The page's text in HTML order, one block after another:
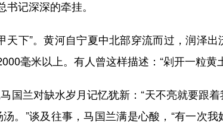
书记深深的牵挂。
下”。黄河自宁夏中北部穿流而过，润泽出
毫米以上。有人曾这样描述：“剁开一粒黄
兰对缺水岁月记忆犹新：“天不亮就要跟着
。”谈及往事，马国兰满是心酸，“有一次我